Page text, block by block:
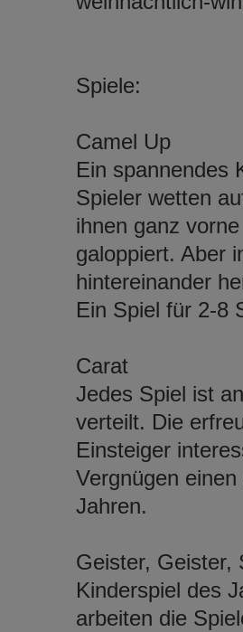
Spiele:
Camel Up
Ein spannendes
Spieler wetten
ihnen ganz
galoppiert. Aber
hintereinander
Ein Spiel für 2-8
Carat
Jedes Spiel ist
verteilt. Die
Einsteiger
Vergnügen
Jahren.
Geister, Geister,
Kinderspiel des
arbeiten die